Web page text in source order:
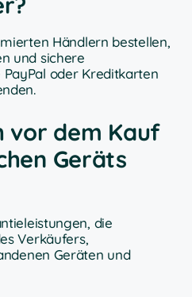
Händlern bestellen,
und sichere
oder Kreditkarten
vor dem Kauf
Geräts
die
Verkäufers,
Geräten und